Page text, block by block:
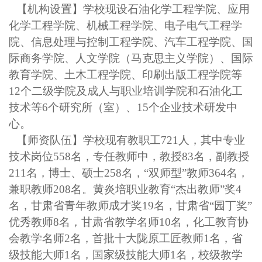
【机构设置】学校现设石油化学工程学院、应用
化学工程学院、机械工程学院、电子电气工程学
院、信息处理与控制工程学院、汽车工程学院、国
际商务学院、人文学院（马克思主义学院）、国际
教育学院、土木工程学院、印刷出版工程学院等
12个二级学院及成人与职业培训学院和石油化工
技术等6个研究所（室）、15个企业技术研发中
心。
【师资队伍】学校现有教职工721人，其中专业
技术岗位558名，专任教师中，教授83名，副教授
211名，博士、硕士258名，“双师型”教师364名，
兼职教师208名。黄炎培职业教育“杰出教师”奖4
名，甘肃省青年教师成才奖19名，甘肃省“园丁奖”
优秀教师8名，甘肃省教学名师10名，化工教育协
会教学名师2名，首批十大陇原工匠教师1名，省
级技能大师1名，国家级技能大师1名，校级教学